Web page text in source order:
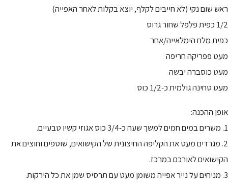
ראש שום נקי (לא חייבים לקלף, יוצא בקלות לאחר האפייה)
1/2 כפית פלפל שחור גרוס
כפית מלח הימלאייה/אחר
מעט פפריקה חריפה
מעט כוסברה יבשה
מעט טחינה גולמית כ-1/2 כוס
אופן ההכנה:
1. משרים במים חמים למשך שעה כ-3/4 כוס אגוזי קשיו טבעיים.
2. מגרדים מעט את הקליפה החיצונית של הקישואים, שוטפים וחוצים את
הקישואים לאורכם במרכז.
3. מניחים על נייר אפייה משומן מעט עם תרסיס שמן את כל הירקות.